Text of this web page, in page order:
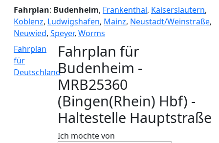
Fahrplan: Budenheim, Frankenthal, Kaiserslautern,
Koblenz, Ludwigshafen, Mainz, Neustadt/Weinstraße,
Neuwied, Speyer, Worms
Fahrplan
für
Deutschland
Fahrplan für
Budenheim -
MRB25360
(Bingen(Rhein) Hbf) -
Haltestelle Hauptstraße
Ich möchte von